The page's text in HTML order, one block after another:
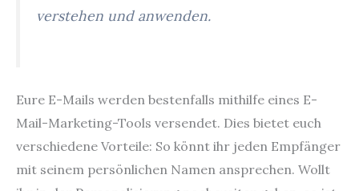
verstehen und anwenden.
Eure E-Mails werden bestenfalls mithilfe eines E-
Mail-Marketing-Tools versendet. Dies bietet euch
verschiedene Vorteile: So könnt ihr jeden Empfänger
mit seinem persönlichen Namen ansprechen. Wollt